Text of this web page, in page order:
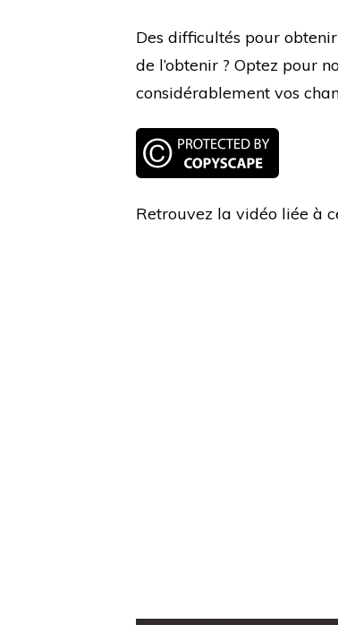
Des difficultés pour
de l’obtenir ? Optez pour
considérablement vos
Retrouvez la vidéo liée à